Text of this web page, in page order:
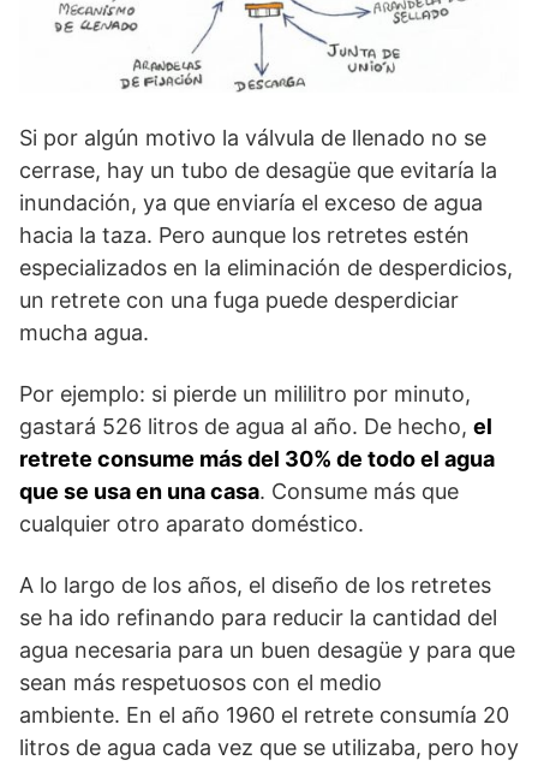
Si por algún motivo la válvula de llenado no se
cerrase, hay un tubo de desagüe que evitaría la
inundación, ya que enviaría el exceso de agua
hacia la taza. Pero aunque los retretes estén
especializados en la eliminación de desperdicios,
un retrete con una fuga puede desperdiciar
mucha agua.
Por ejemplo: si pierde un mililitro por minuto,
gastará 526 litros de agua al año. De hecho, el
retrete consume más del 30% de todo el agua
que se usa en una casa. Consume más que
cualquier otro aparato doméstico.
A lo largo de los años, el diseño de los retretes
se ha ido refinando para reducir la cantidad del
agua necesaria para un buen desagüe y para que
sean más respetuosos con el medio
ambiente. En el año 1960 el retrete consumía 20
litros de agua cada vez que se utilizaba, pero hoy